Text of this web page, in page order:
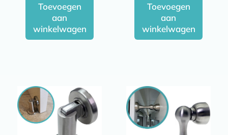
Toevoegen
aan
winkelwagen
Toevoegen
aan
winkelwagen